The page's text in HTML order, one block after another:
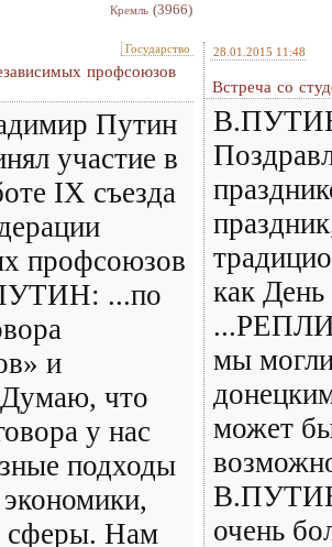
Кремль (3966)
Государство
профсоюзов
Путин
участие в
IX съезда
профсоюзов
...по
и
что
у нас
подходы
сферы. Нам
28.01.2015 11:48
Встреча со
как День
мы
может
очень